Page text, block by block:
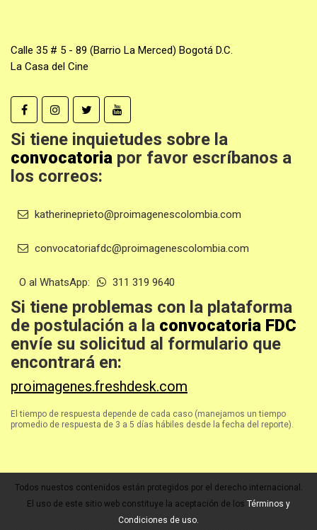
Calle 35 # 5 - 89 (Barrio La Merced) Bogotá D.C.
La Casa del Cine
Si tiene inquietudes sobre la
convocatoria por favor escríbanos a
los correos:
katherineprieto@proimagenescolombia.com
convocatoriafdc@proimagenescolombia.com
O al WhatsApp: 311 319 9640
Si tiene problemas con la plataforma
de postulación a la convocatoria FDC
envíe su solicitud al formulario que
encontrará en:
proimagenes.freshdesk.com
El tiempo de respuesta depende de cada caso (manejamos un tiempo
promedio de respuesta de 3 a 5 días hábiles desde la fecha del reporte).
Todos nuestos contenidos están protegidos por el derecho internacional.
El uso de este sitio web constituye la aceptación de los Términos y
Condiciones de uso.